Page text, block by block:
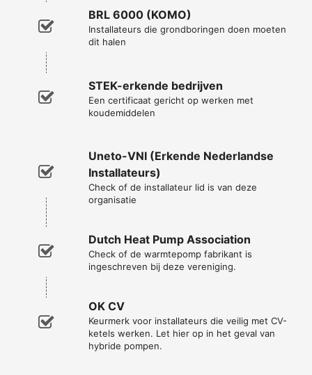
BRL 6000 (KOMO)
Installateurs die grondboringen doen moeten
dit halen
STEK-erkende bedrijven
Een certificaat gericht op werken met
koudemiddelen
Uneto-VNI (Erkende Nederlandse
Installateurs)
Check of de installateur lid is van deze
organisatie
Dutch Heat Pump Association
Check of de warmtepomp fabrikant is
ingeschreven bij deze vereniging.
OK CV
Keurmerk voor installateurs die veilig met CV-
ketels werken. Let hier op in het geval van
hybride pompen.